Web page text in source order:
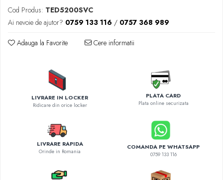
Carcase protectie NOCO BOOST
Invertoare Auto
Incarcator masina electrica
Cod Produs: TED5200SVC
Ai nevoie de ajutor? 0759 133 116 / 0757 368 989
Adauga la Favorite Cere informatii
LIVRARE IN LOCKER
Ridicare din orice locker
PLATA CARD
Plata online securizata
LIVRARE RAPIDA
Orinde in Romania
COMANDA PE WHATSAPP
0759 133 116